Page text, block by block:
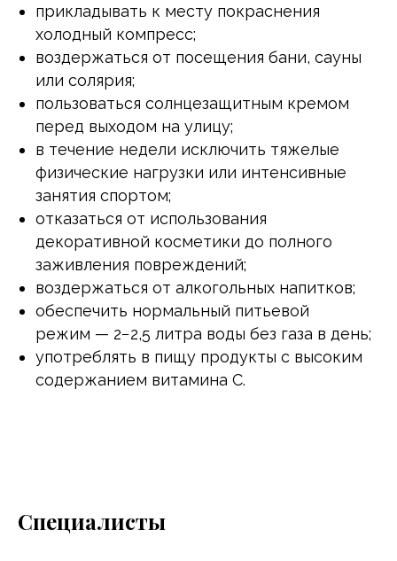
прикладывать к месту покраснения
холодный компресс;
воздержаться от посещения бани, сауны
или солярия;
пользоваться солнцезащитным кремом
перед выходом на улицу;
в течение недели исключить тяжелые
физические нагрузки или интенсивные
занятия спортом;
отказаться от использования
декоративной косметики до полного
заживления повреждений;
воздержаться от алкогольных напитков;
обеспечить нормальный питьевой
режим — 2−2,5 литра воды без газа в день;
употреблять в пищу продукты с высоким
содержанием витамина С.
Специалисты